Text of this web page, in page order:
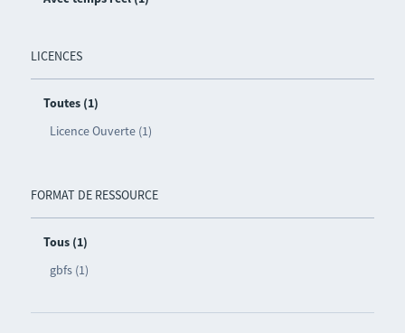
LICENCES
Toutes (1)
Licence Ouverte (1)
FORMAT DE RESSOURCE
Tous (1)
gbfs (1)